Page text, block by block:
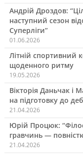
Андрій Дроздов:
наступний сезон
Суперліги”
01.06.2026
Літній спортивний
щоденного ритму
19.05.2026
Вікторія Даньчак і
на підготовку до
21.04.2026
Юрій Процюк:
гравчинь —
21.04.2026